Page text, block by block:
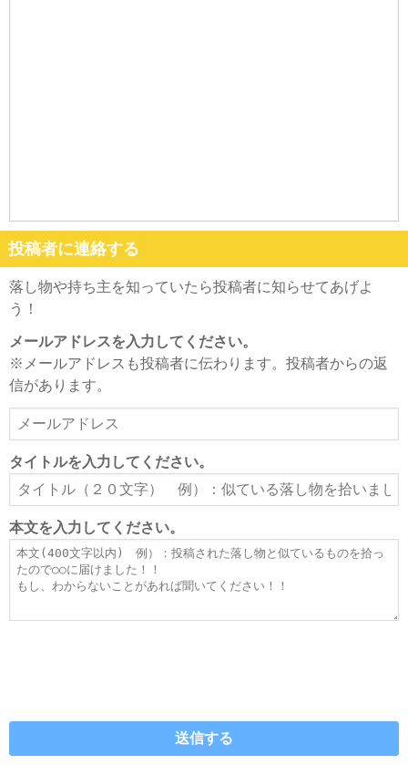
投稿者に連絡する
落し物や持ち主を知っていたら投稿者に知らせてあげよ
う！
メールアドレスを入力してください。
※メールアドレスも投稿者に伝わります。投稿者からの返
信があります。
ー
ル
ア
ド
レ
ス
タイトルを入力してください。
タ
イ
ト
ル
本文を入力してください。
本
文